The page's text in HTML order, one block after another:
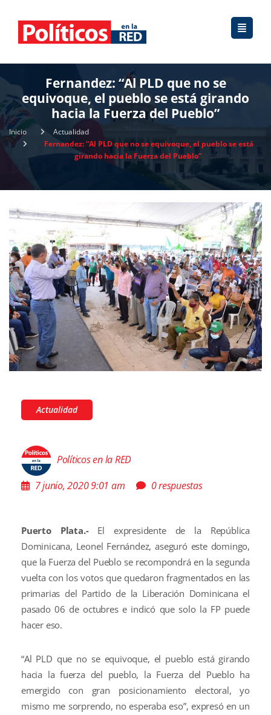
Fernandez: “Al PLD que no se
equivoque, el pueblo se está girando
hacia la Fuerza del Pueblo”
Inicio
Actualidad
Fernandez: “Al PLD que no se equivoque, el pueblo se está
girando hacia la Fuerza del Pueblo”
Actualidad
Políticos en la RED
7 junio, 2020 9:01 am
0 respuestas
Puerto Plata.- El expresidente de la República
Dominicana, Leonel Fernández, aseguró este domingo,
que la Fuerza del Pueblo se recompondrá en la segunda
vuelta con los votos que quedaron fragmentados en las
primarias del Partido de la Liberación Dominicana el
pasado 06 de octubres e indicó que solo la FP puede
hacer eso.
“Al PLD que no se equivoque, el pueblo está girando
hacia la fuerza del pueblo, la Fuerza del Pueblo ha
emergido con gran posicionamiento electoral, yo
mismo me sorprendo, no esperaba eso”, expresó en un